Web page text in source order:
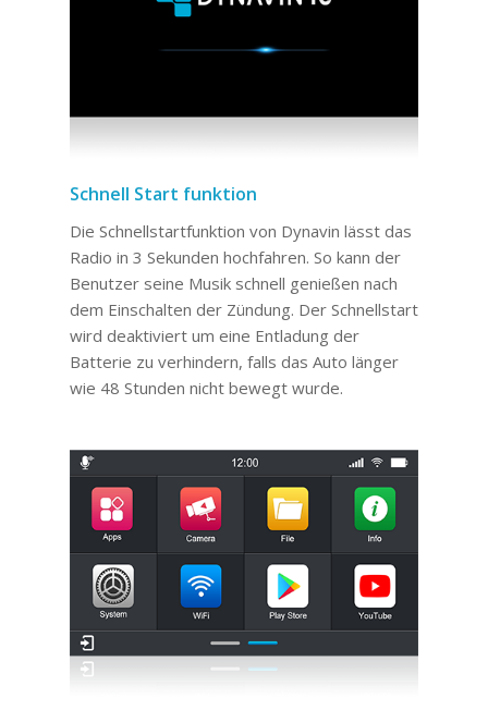
Schnell Start funktion
Die Schnellstartfunktion von Dynavin lässt das
Radio in 3 Sekunden hochfahren. So kann der
Benutzer seine Musik schnell genießen nach
dem Einschalten der Zündung. Der Schnellstart
wird deaktiviert um eine Entladung der
Batterie zu verhindern, falls das Auto länger
wie 48 Stunden nicht bewegt wurde.